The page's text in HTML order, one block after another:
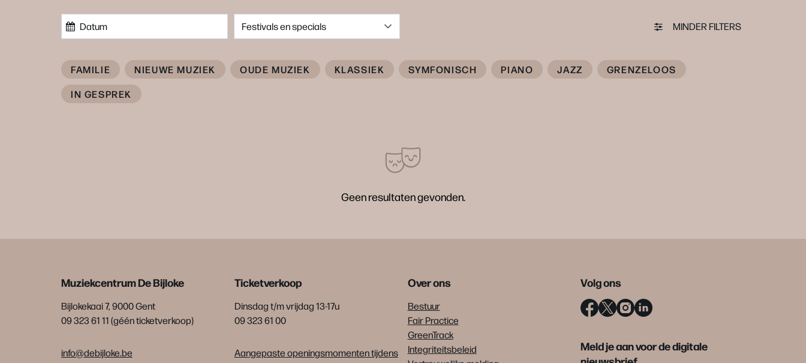
Festivals en specials MINDER FILTERS
FAMILIE NIEUWE MUZIEK OUDE MUZIEK KLASSIEK SYMFONISCH PIANO JAZZ
GRENZELOOS
IN GESPREK
Geen resultaten gevonden.
Muziekcentrum De Bijloke
Bijlokekaai 7, 9000 Gent
09 323 61 11 (géén ticketverkoop)
info@debijloke.be
Ticketverkoop
Dinsdag t/m vrijdag 13-17u
09 323 61 00
Aangepaste openingsmomenten tijdens
Over ons
Bestuur
Fair Practice
GreenTrack
Integriteitsbeleid
Volg ons
Meld je aan voor de digitale